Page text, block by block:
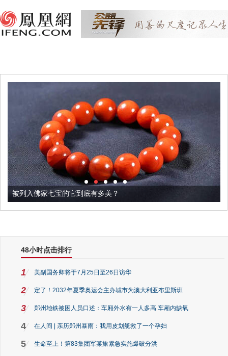
被列入佛家七宝的它到底有多美？
48小时点击排行
1 美副国务卿将于7月25日至26日访华
2 定了！2032年夏季奥运会主办城市为澳大利亚布里斯班
3 郑州地铁被困人员口述：车厢外水有一人多高 车厢内缺氧
4 在人间 | 亲历郑州暴雨：我用皮划艇救了一个孕妇
5 生命至上！第83集团军某旅紧急实施爆破分洪